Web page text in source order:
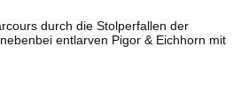
durch die Stolperfallen der
entlarven Pigor & Eichhorn mit